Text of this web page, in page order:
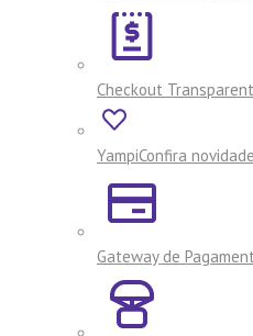
Checkout
YampiConfira
Gateway de